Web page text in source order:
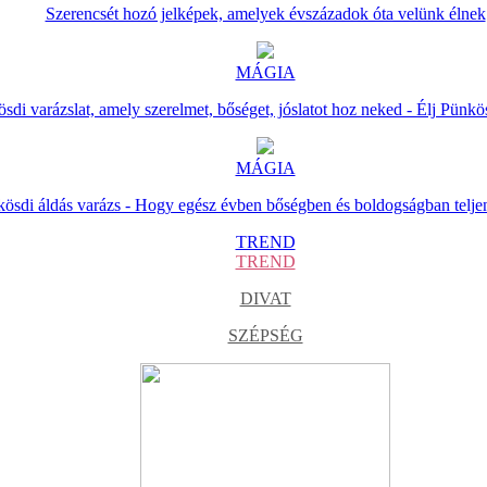
Szerencsét hozó jelképek, amelyek évszázadok óta velünk élnek
MÁGIA
varázslat, amely szerelmet, bőséget, jóslatot hoz neked - Élj
MÁGIA
áldás varázs - Hogy egész évben bőségben és boldogságban
TREND
TREND
DIVAT
SZÉPSÉG